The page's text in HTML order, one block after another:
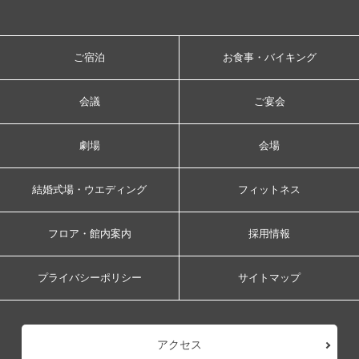
ご宿泊 お食事・バイキング
会議 ご宴会
劇場 会場
結婚式場・ウエディング フィットネス
フロア・館内案内 採用情報
プライバシーポリシー サイトマップ
アクセス